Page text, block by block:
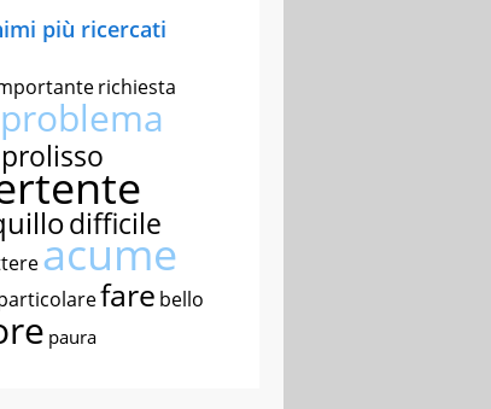
più ricercati
richiesta
problema
prolisso
difficile
acume
fare bello
paura